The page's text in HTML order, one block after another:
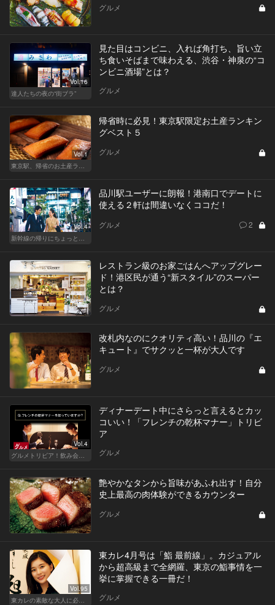
グルメ
Vol.16
達人たちの夜の“街ブラ”
見た目はコンビニ、入れば角打ち、旨い立
ち食いそばまで味わえる、渋谷・神泉の“コ
ンビニ酒場”とは？
グルメ
Vol.1
東京駅、帰省のお土産ランキング
帰省時に必見！東京駅限定お土産ランキン
グベスト５
グルメ
Vol.4
新幹線の帰りにちょっと１杯！東京駅、品川からアクセスがいい人気店
品川駅ユーザーに朗報！港南口でデートに
使える２軒は間違いなくココだ！
グルメ 2
レストラン級のお家ごはんへアップグレー
ド！港区民が通う“新スタイル”のスーパー
とは？
グルメ
改札内なのにクオリティ高い！品川の『エ
キュート』でサクッと一杯が大人です
グルメ
Vol.4
グルメトリビア！飲み会やデートで会話のネタになるQ＆A
ディナーデート中にさらっと言えるとカッ
コいい！「フレンチの乾杯マナー」トリビ
ア
グルメ
艶やかなタンから旨味があふれ出す！自分
史上最高の肉体験ができるカウンター
グルメ
Vol.95
東カレの素敵な大人に必要なこと
東カレ4月号は「鮨 最前線」。カジュアル
から超高級まで全網羅、東京の鮨事情を一
挙に掌握できる一冊だ！
グルメ